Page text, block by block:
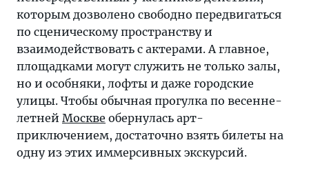
приключением,
достаточно
взять
из
иммерсивных
экскурсий
которым дозволено свободно передвигаться
по сценическому пространству и
взаимодействовать с актерами. А главное,
площадками могут служить не только залы,
но и особняки, лофты и даже городские
улицы. Чтобы обычная прогулка по весенне-
летней Москве обернулась арт-
приключением, достаточно взять билеты на
одну из этих иммерсивных экскурсий.